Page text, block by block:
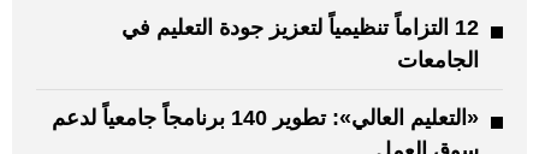
12 التزاماً تنظيمياً لتعزيز جودة التعليم في
الجامعات
«التعليم العالي»: تطوير 140 برنامجاً جامعياً لدعم